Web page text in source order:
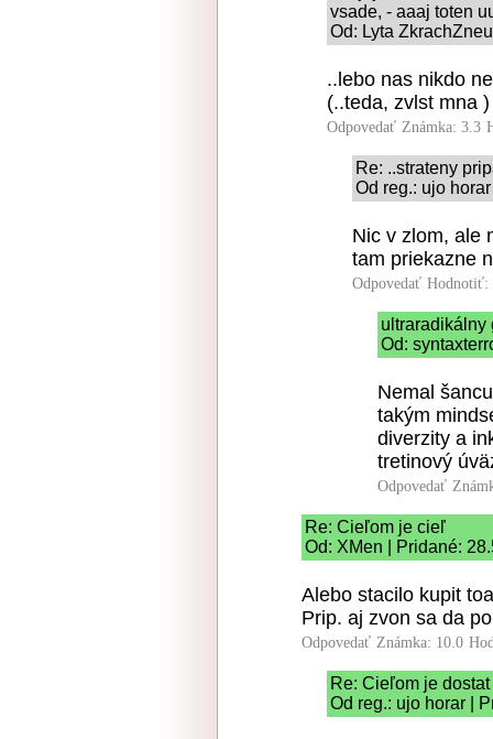
vsade, - aaaj toten
Od: Lyta
..lebo nas nikdo
(..teda, zvlst mna )
Odpovedať Známka: 3.3
Re: ..strateny
Od reg.: ujo
Nic v zlom, ale
tam priekazne
Odpovedať Hodnotiť:
ultraradikálny
Od:
Nemal
takým
diverzity a
tretinový
Odpovedať
Re: Cieľom je cieľ
Od: XMen | Pridané:
Alebo stacilo kupit
Prip. aj zvon sa da
Odpovedať Známka: 10.0
Re: Cieľom je
Od reg.: ujo horar |